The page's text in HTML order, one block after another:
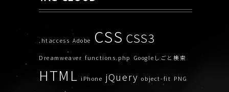
.htaccess Adobe CSS CSS3
Dreamweaver functions.php Googleしごと検索
HTML iPhone jQuery object-fit PNG